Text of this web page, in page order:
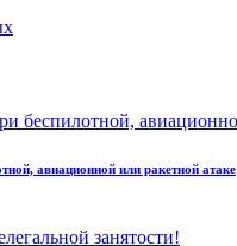
авиационной или ракетной атаке